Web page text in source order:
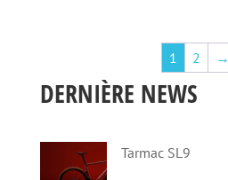
1 2 →
DERNIÈRE NEWS
Tarmac SL9